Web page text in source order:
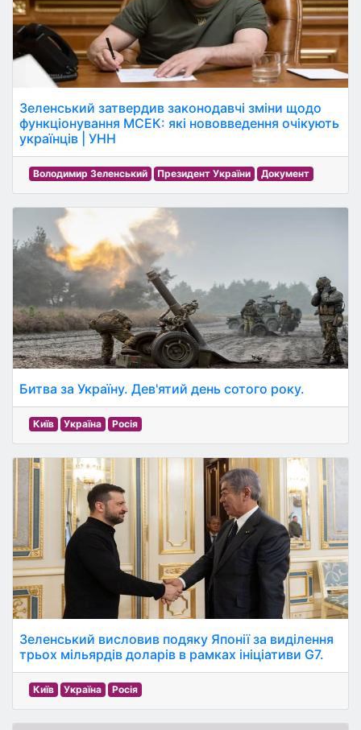
Зеленський затвердив законодавчі зміни щодо
функціонування МСЕК: які нововведення очікують
українців | УНН
Володимир Зеленський Президент України Документ
Битва за Україну. Дев'ятий день сотого року.
Київ Україна Росія
Зеленський висловив подяку Японії за виділення
трьох мільярдів доларів в рамках ініціативи G7.
Київ Україна Росія